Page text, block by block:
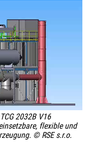
2032B V16
flexible und
© RSE s.r.o.